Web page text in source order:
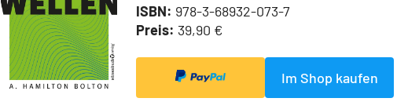
ISBN: 978-3-68932-073-7
Preis: 39,90 €
Im Shop kaufen